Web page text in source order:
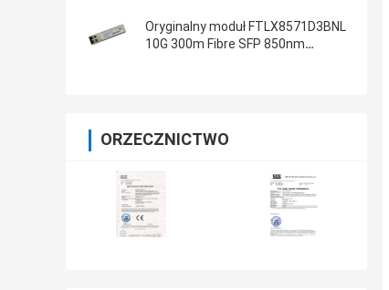
Oryginalny moduł FTLX8571D3BNL
10G 300m Fibre SFP 850nm
ORZECZNICTWO